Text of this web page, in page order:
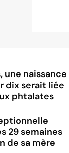
une naissance
dix serait liée
phtalates
29 semaines
de sa mère